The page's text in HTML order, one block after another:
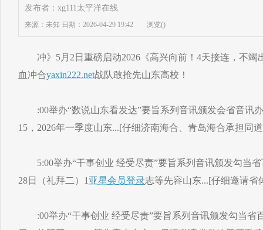
发布者：xg111太平洋在线
来源：未知 日期：2026-04-29 19:42 浏览()
冲》5月2日重磅启动2026《高兴向前！4天接连，不竭
血冲合yaxin222.net战队敢抢先山东高校！
:00举办“数说山东看发达”要旨系列音讯颁发会省音讯办
15，2026年一季度山东...[仔细济南海合、青岛海合承担同
5:00举办“干事创业 经受尽责”要旨系列音讯颁发勾当省
28日（礼拜二）1 亚星会员登录志等先容山东...[仔细邀请省
:00举办“干事创业 经受尽责”要旨系列音讯颁发勾当省